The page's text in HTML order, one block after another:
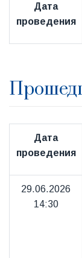
Дата
проведения
Дата
проведения
29.06.2026
14:30